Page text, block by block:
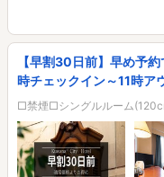
【早割30日前】早め予
時チェックイン～11時
□禁煙□シングルルーム